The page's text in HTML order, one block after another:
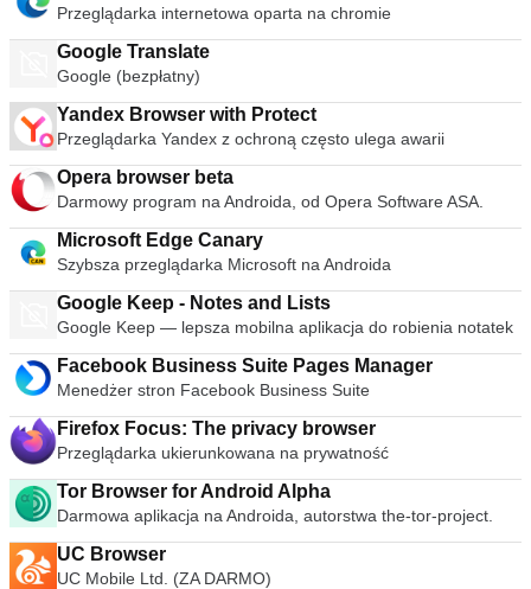
Przeglądarka internetowa oparta na chromie
Google Translate
Google (bezpłatny)
Yandex Browser with Protect
Przeglądarka Yandex z ochroną często ulega awarii
Opera browser beta
Darmowy program na Androida, od Opera Software ASA.
Microsoft Edge Canary
Szybsza przeglądarka Microsoft na Androida
Google Keep - Notes and Lists
Google Keep — lepsza mobilna aplikacja do robienia notatek
Facebook Business Suite Pages Manager
Menedżer stron Facebook Business Suite
Firefox Focus: The privacy browser
Przeglądarka ukierunkowana na prywatność
Tor Browser for Android Alpha
Darmowa aplikacja na Androida, autorstwa the-tor-project.
UC Browser
UC Mobile Ltd. (ZA DARMO)